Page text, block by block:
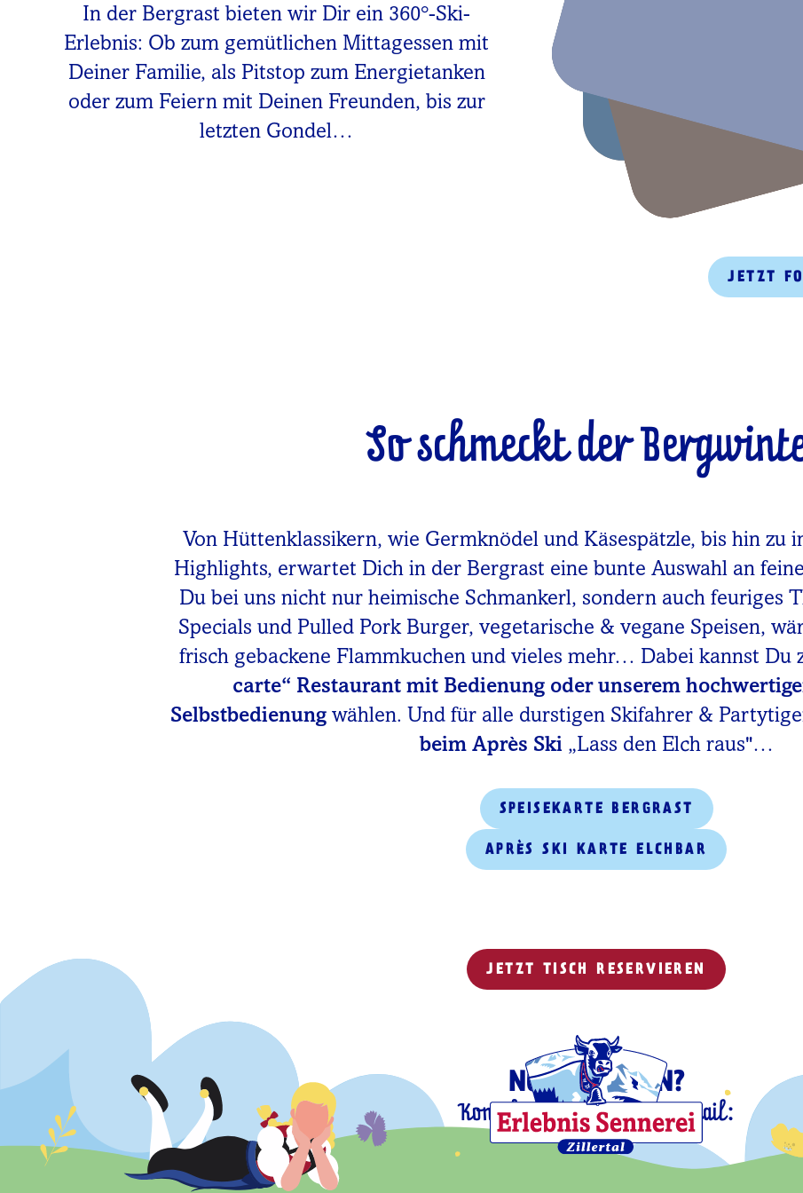
In der Bergrast bieten wir Dir ein 360°-Ski-
Erlebnis: Ob zum gemütlichen Mittagessen mit
Deiner Familie, als Pitstop zum Energietanken
oder zum Feiern mit Deinen Freunden, bis zur
letzten Gondel…
JETZT
So schmeckt der
Von Hüttenklassikern, wie Germknödel und Käsespätzle, bis hin zu
Highlights, erwartet Dich in der Bergrast eine bunte Auswahl an
Du bei uns nicht nur heimische Schmankerl, sondern auch feuriges
Specials und Pulled Pork Burger, vegetarische & vegane Speisen,
frisch gebackene Flammkuchen und vieles mehr… Dabei kannst Du
carte“ Restaurant mit Bedienung oder unserem
Selbstbedienungwählen. Und für alle durstigen Skifahrer &
beim Après Ski „Lass den Elch raus"…
SPEISEKARTE BERGRAST
APRÈS SKI KARTE ELCHBAR
JETZT TISCH RESERVIEREN
NOCH FRAGEN?
Kontaktiere uns gerne per Mail:
info@bergrast.at